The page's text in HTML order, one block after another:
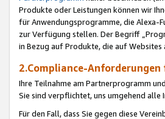
Produkte oder Leistungen können wir
für Anwendungsprogramme, die Alexa-
zur Verfügung stellen. Der Begriff
in Bezug auf Produkte, die auf
2.Compliance-
Ihre Teilnahme am Partnerprogramm
Sie sind verpflichtet, uns umgehend
Für den Fall, dass Sie gegen diese